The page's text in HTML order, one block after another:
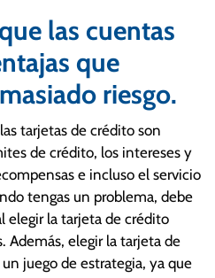
las cuentas
que
riesgo.
tarjetas de crédito son
de crédito, los intereses y
e incluso el servicio
tengas un problema, debe
elegir la tarjeta de crédito
Además, elegir la tarjeta de
juego de estrategia, ya que